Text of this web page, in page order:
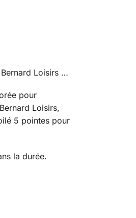
Loisirs …
pour
Loisirs,
5 pointes pour
la durée.